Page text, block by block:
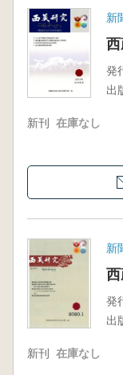
新
発
出
新刊 在庫なし
新
発
出
新刊 在庫なし